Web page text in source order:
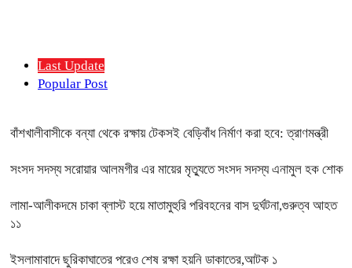
Last Update
Popular Post
বাঁশখালীবাসীকে বন্যা থেকে রক্ষায় টেকসই বেড়িবাঁধ নির্মাণ করা হবে: ত্রাণমন্ত্রী
সংসদ সদস্য সরোয়ার আলমগীর এর মায়ের মৃত্যুতে সংসদ সদস্য এনামুল হক শোক
লামা-আলীকদমে চাকা ব্লাস্ট হয়ে মাতামুহুরি পরিবহনের বাস দুর্ঘটনা,গুরুত্ব আহত
১১
ইসলামাবাদে ছুরিকাঘাতের পরেও শেষ রক্ষা হয়নি ডাকাতের,আটক ১